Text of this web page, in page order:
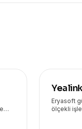
Eryasoft
ölçekli